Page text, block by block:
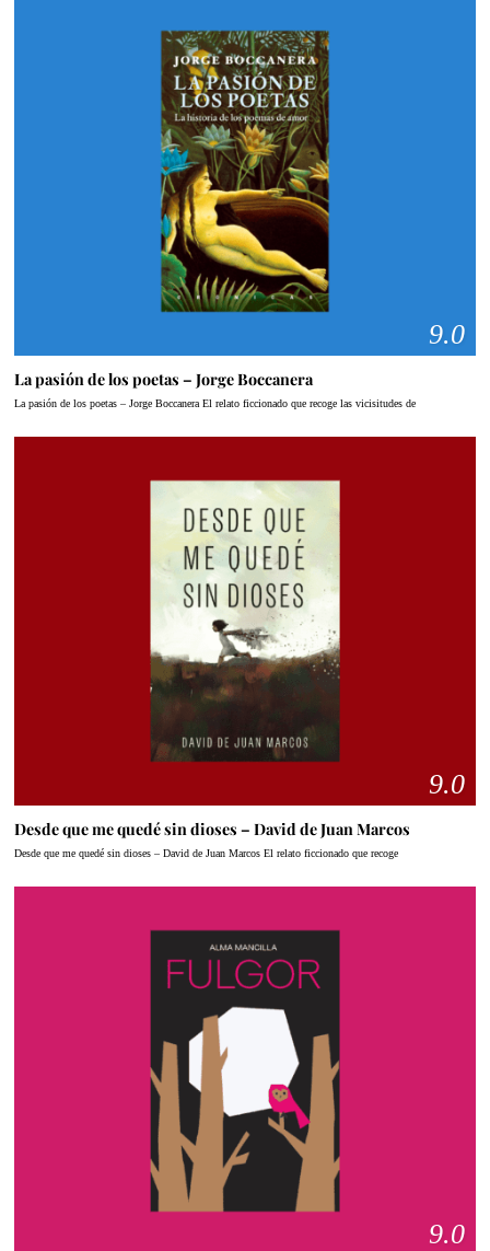
9.0
La pasión de los poetas – Jorge Boccanera
La pasión de los poetas – Jorge Boccanera El relato ficcionado que recoge las vicisitudes de
9.0
Desde que me quedé sin dioses – David de Juan Marcos
Desde que me quedé sin dioses – David de Juan Marcos El relato ficcionado que recoge
9.0